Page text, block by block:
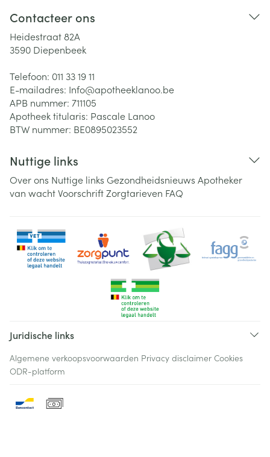
Contacteer ons
Heidestraat 82A
3590 Diepenbeek
Telefoon: 011 33 19 11
E-mailadres: Info@apotheeklanoo.be
APB nummer: 711105
Apotheek titularis: Pascale Lanoo
BTW nummer: BE0895023552
Nuttige links
Over ons Nuttige links Gezondheidsnieuws Apotheker
van wachtVoorschriftZorgtarieven FAQ
Juridische links
Algemene verkoopsvoorwaarden Privacy disclaimer Cookies
ODR-platform